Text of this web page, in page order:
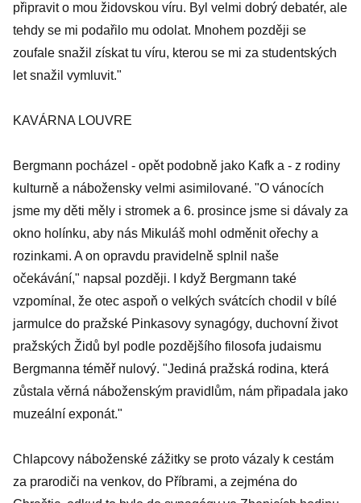
připravit o mou židovskou víru. Byl velmi dobrý debatér, ale
tehdy se mi podařilo mu odolat. Mnohem později se
zoufale snažil získat tu víru, kterou se mi za studentských
let snažil vymluvit."
KAVÁRNA LOUVRE
Bergmann pocházel - opět podobně jako Kafk a - z rodiny
kulturně a nábožensky velmi asimilované. "O vánocích
jsme my děti měly i stromek a 6. prosince jsme si dávaly za
okno holínku, aby nás Mikuláš mohl odměnit ořechy a
rozinkami. A on opravdu pravidelně splnil naše
očekávání," napsal později. I když Bergmann také
vzpomínal, že otec aspoň o velkých svátcích chodil v bílé
jarmulce do pražské Pinkasovy synagógy, duchovní život
pražských Židů byl podle pozdějšího filosofa judaismu
Bergmanna téměř nulový. "Jediná pražská rodina, která
zůstala věrná náboženským pravidlům, nám připadala jako
muzeální exponát."
Chlapcovy náboženské zážitky se proto vázaly k cestám
za prarodiči na venkov, do Příbrami, a zejména do